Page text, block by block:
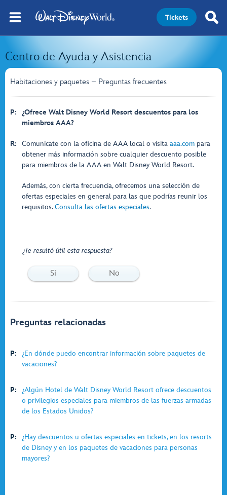
Tickets
Centro de Ayuda y Asistencia
Habitaciones y paquetes – Preguntas frecuentes
P:
¿Ofrece Walt Disney World Resort descuentos para los
miembros AAA?
R: Comunícate con la oficina de AAA local o visita aaa.com para
obtener más información sobre cualquier descuento posible
para miembros de la AAA en Walt Disney World Resort.
Además, con cierta frecuencia, ofrecemos una selección de
ofertas especiales en general para las que podrías reunir los
requisitos.Consulta las ofertas especiales.
¿Te resultó útil esta respuesta?
Si No
Preguntas relacionadas
P:
¿En dónde puedo encontrar información sobre paquetes de
vacaciones?
P:
¿Algún Hotel de Walt Disney World Resort ofrece descuentos
o privilegios especiales para miembros de las fuerzas armadas
de los Estados Unidos?
P:
¿Hay descuentos u ofertas especiales en tickets, en los resorts
de Disney y en los paquetes de vacaciones para personas
mayores?